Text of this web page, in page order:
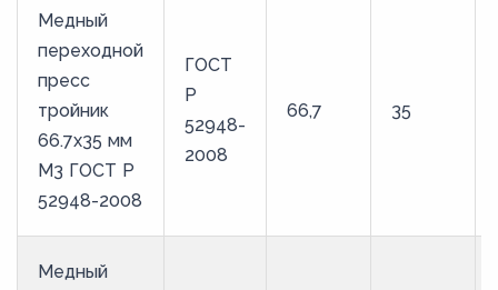
Медный
переходной
пресс
тройник
66.7х35 мм
М3 ГОСТ Р
52948-2008
ГОСТ
Р
52948-
2008
66,7 35
Медный